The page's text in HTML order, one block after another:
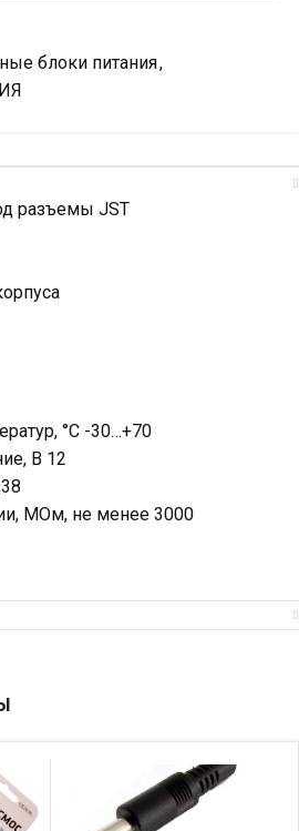
блоки питания,
разъемы JST
°C -30…+70
В 12
МОм, не менее 3000